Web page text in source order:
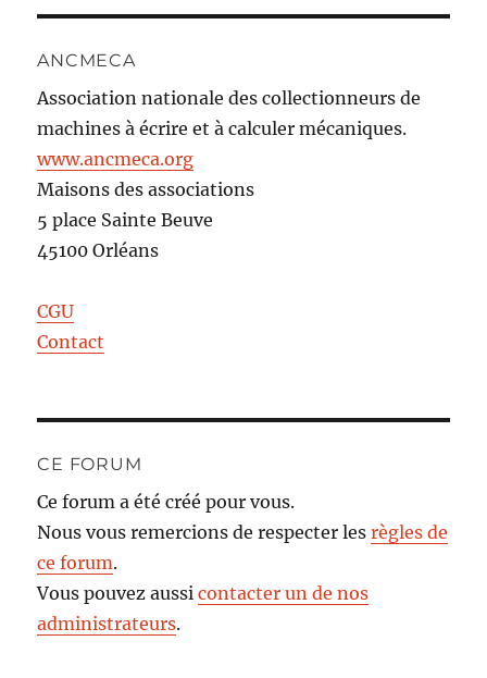
ANCMECA
Association nationale des collectionneurs de
machines à écrire et à calculer mécaniques.
www.ancmeca.org
Maisons des associations
5 place Sainte Beuve
45100 Orléans
CGU
Contact
CE FORUM
Ce forum a été créé pour vous.
Nous vous remercions de respecter lesrègles de
ce forum.
Vous pouvez aussicontacter un de nos
administrateurs.